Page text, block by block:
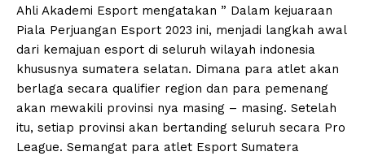
Ahli Akademi Esport mengatakan ” Dalam kejuaraan
Piala Perjuangan Esport 2023 ini, menjadi langkah awal
dari kemajuan esport di seluruh wilayah indonesia
khususnya sumatera selatan. Dimana para atlet akan
berlaga secara qualifier region dan para pemenang
akan mewakili provinsi nya masing – masing. Setelah
itu, setiap provinsi akan bertanding seluruh secara Pro
League. Semangat para atlet Esport Sumatera